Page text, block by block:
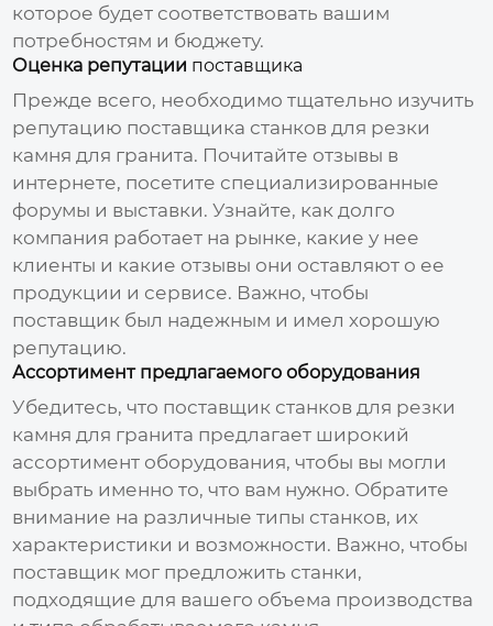
которое будет соответствовать вашим
потребностям и бюджету.
Оценка репутации поставщика
Прежде всего, необходимо тщательно изучить
репутацию поставщика станков для резки
камня для гранита. Почитайте отзывы в
интернете, посетите специализированные
форумы и выставки. Узнайте, как долго
компания работает на рынке, какие у нее
клиенты и какие отзывы они оставляют о ее
продукции и сервисе. Важно, чтобы
поставщик был надежным и имел хорошую
репутацию.
Ассортимент предлагаемого оборудования
Убедитесь, что поставщик станков для резки
камня для гранита предлагает широкий
ассортимент оборудования, чтобы вы могли
выбрать именно то, что вам нужно. Обратите
внимание на различные типы станков, их
характеристики и возможности. Важно, чтобы
поставщик мог предложить станки,
подходящие для вашего объема производства